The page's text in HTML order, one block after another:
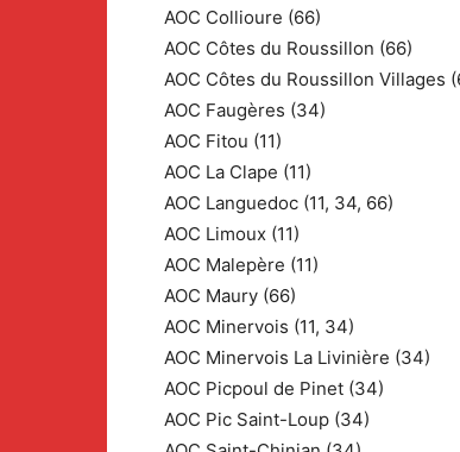
AOC Collioure (66)
AOC Côtes du Roussillon (66)
AOC Côtes du Roussillon Villages
AOC Faugères (34)
AOC Fitou (11)
AOC La Clape (11)
AOC Languedoc (11, 34, 66)
AOC Limoux (11)
AOC Malepère (11)
AOC Maury (66)
AOC Minervois (11, 34)
AOC Minervois La Livinière (34)
AOC Picpoul de Pinet (34)
AOC Pic Saint-Loup (34)